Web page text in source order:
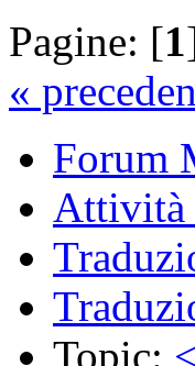
Pagine: [1
«
Forum
Attività
Topic: